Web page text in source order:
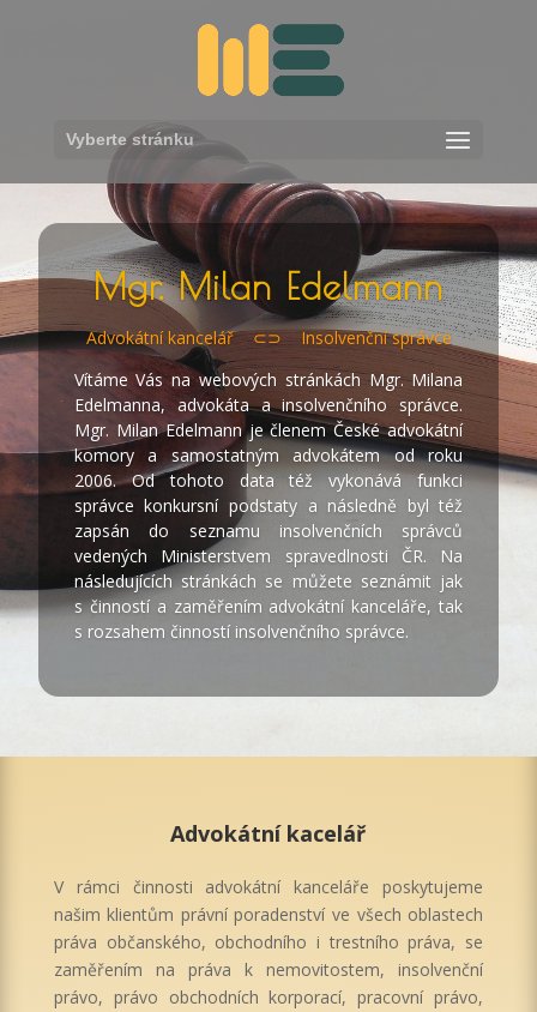
Vyberte stránku
Mgr. Milan Edelmann
Advokátní kancelář ⊂⊃ Insolvenční správce
Vítáme Vás na webových stránkách Mgr. Milana
Edelmanna, advokáta a insolvenčního správce.
Mgr. Milan Edelmann je členem České advokátní
komory a samostatným advokátem od roku
2006. Od tohoto data též vykonává funkci
správce konkursní podstaty a následně byl též
zapsán do seznamu insolvenčních správců
vedených Ministerstvem spravedlnosti ČR. Na
následujících stránkách se můžete seznámit jak
s činností a zaměřením advokátní kanceláře, tak
s rozsahem činností insolvenčního správce.
Advokátní kacelář
V rámci činnosti advokátní kanceláře poskytujeme
našim klientům právní poradenství ve všech oblastech
práva občanského, obchodního i trestního práva, se
zaměřením na práva k nemovitostem, insolvenční
právo, právo obchodních korporací, pracovní právo,